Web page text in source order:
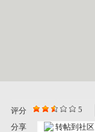
评分 5
分享
转帖到社区